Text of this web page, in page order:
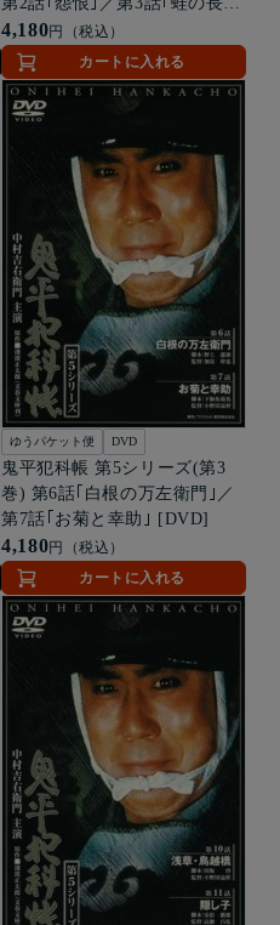
助｣ [DVD]
4,180円（税込）
カートに入れる
ゆうパケット便 DVD
鬼平犯科帳 第5シリーズ(第3
巻) 第6話｢白根の万左衛門｣／
第7話｢お菊と幸助｣ [DVD]
4,180円（税込）
カートに入れる